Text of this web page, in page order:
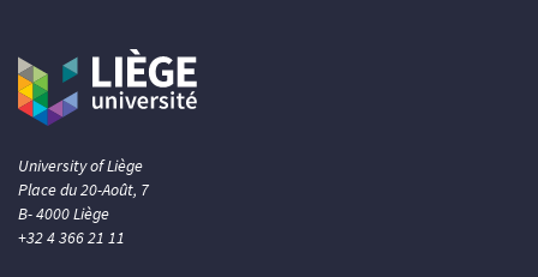
University of Liège
Place du 20-Août, 7
B- 4000 Liège
+32 4 366 21 11